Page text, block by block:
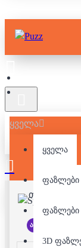
ყველა
ყველა
ფაზლები
ფაზლები
3D
თქვენი
არ არის მარაგში